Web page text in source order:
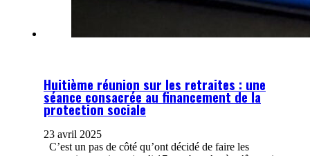
Huitième réunion sur les retraites : une
séance consacrée au financement de la
protection sociale
23 avril 2025
C’est un pas de côté qu’ont décidé de faire les